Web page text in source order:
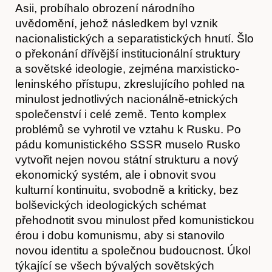
Asii, probíhalo obrození národního
uvědomění, jehož následkem byl vznik
nacionalistických a separatistických hnutí. Šlo
o překonání dřívější institucionální struktury
a sovětské ideologie, zejména marxisticko-
leninského přístupu, zkreslujícího pohled na
minulost jednotlivých nacionálně-etnických
společenství i celé země. Tento komplex
problémů se vyhrotil ve vztahu k Rusku. Po
pádu komunistického SSSR muselo Rusko
vytvořit nejen novou státní strukturu a nový
ekonomický systém, ale i obnovit svou
kulturní kontinuitu, svobodně a kriticky, bez
bolševických ideologických schémat
přehodnotit svou minulost před komunistickou
érou i dobu komunismu, aby si stanovilo
novou identitu a společnou budoucnost. Úkol
týkající se všech bývalých sovětských